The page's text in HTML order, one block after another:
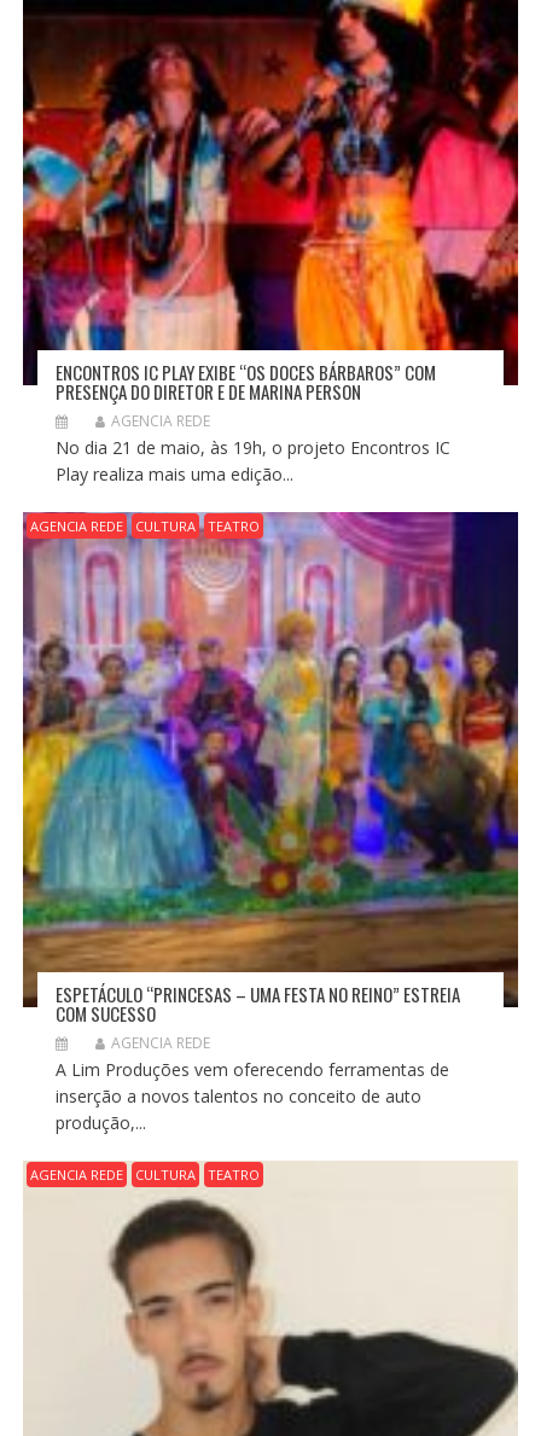
S
ENCONTROS IC PLAY EXIBE “OS DOCES BÁRBAROS” COM
PRESENÇA DO DIRETOR E DE MARINA PERSON
AGENCIA REDE
No dia 21 de maio, às 19h, o projeto Encontros IC
Play realiza mais uma edição...
AGENCIA REDE CULTURA TEATRO
ESPETÁCULO “PRINCESAS – UMA FESTA NO REINO” ESTREIA
COM SUCESSO
AGENCIA REDE
A Lim Produções vem oferecendo ferramentas de
inserção a novos talentos no conceito de auto
produção,...
AGENCIA REDE CULTURA TEATRO